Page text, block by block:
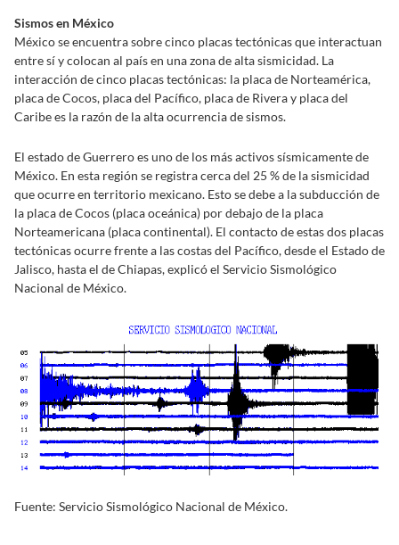
Sismos en México
México se encuentra sobre cinco placas tectónicas que interactuan
entre sí y colocan al país en una zona de alta sismicidad. La
interacción de cinco placas tectónicas: la placa de Norteamérica,
placa de Cocos, placa del Pacífico, placa de Rivera y placa del
Caribe es la razón de la alta ocurrencia de sismos.
El estado de Guerrero es uno de los más activos sísmicamente de
México. En esta región se registra cerca del 25 % de la sismicidad
que ocurre en territorio mexicano. Esto se debe a la subducción de
la placa de Cocos (placa oceánica) por debajo de la placa
Norteamericana (placa continental). El contacto de estas dos placas
tectónicas ocurre frente a las costas del Pacífico, desde el Estado de
Jalisco, hasta el de Chiapas, explicó el Servicio Sismológico
Nacional de México.
Fuente: Servicio Sismológico Nacional de México.